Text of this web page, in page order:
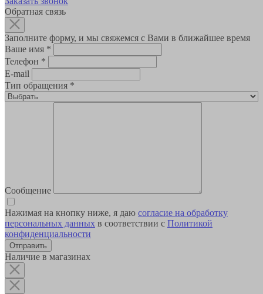
Обратная связь
Заполните форму, и мы свяжемся с Вами в ближайшее время
Ваше имя *
Телефон *
E-mail
Тип обращения *
Сообщение
Нажимая на кнопку ниже, я даю согласие на обработку
персональных данных в соответствии с Политикой
конфиденциальности
Наличие в магазинах